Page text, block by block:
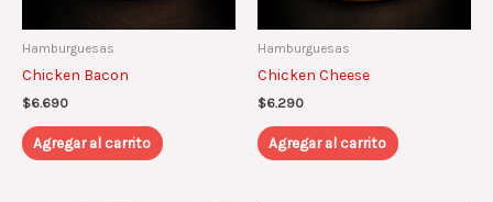
Hamburguesas
Chicken Bacon
$6.690
Agregar al carrito
Hamburguesas
Chicken Cheese
$6.290
Agregar al carrito